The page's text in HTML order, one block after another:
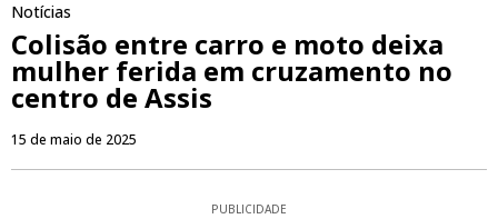
Notícias
Colisão entre carro e moto deixa
mulher ferida em cruzamento no
centro de Assis
15 de maio de 2025
PUBLICIDADE